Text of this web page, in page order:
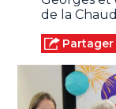
de la